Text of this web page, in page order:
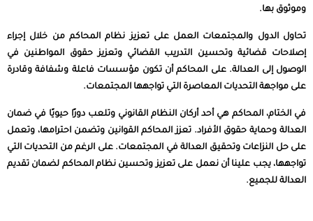
وموثوق بها.
تحاول الدول والمجتمعات العمل على تعزيز نظام المحاكم من خلال إجراء
إصلاحات قضائية وتحسين التدريب القضائي وتعزيز حقوق المواطنين في
الوصول إلى العدالة. على المحاكم أن تكون مؤسسات فاعلة وشفافة وقادرة
على مواجهة التحديات المعاصرة التي تواجهها المجتمعات.
في الختام، المحاكم هي أحد أركان النظام القانوني وتلعب دورًا حيويًا في ضمان
العدالة وحماية حقوق الأفراد. تعزز المحاكم القوانين وتضمن احترامها، وتعمل
على حل النزاعات وتحقيق العدالة في المجتمعات. على الرغم من التحديات التي
تواجهها، يجب علينا أن نعمل على تعزيز وتحسين نظام المحاكم لضمان تقديم
العدالة للجميع.